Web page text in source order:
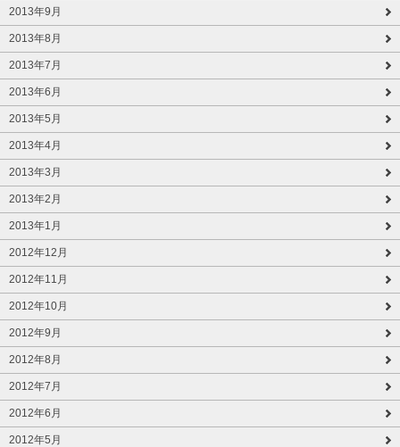
2013年9月
2013年8月
2013年7月
2013年6月
2013年5月
2013年4月
2013年3月
2013年2月
2013年1月
2012年12月
2012年11月
2012年10月
2012年9月
2012年8月
2012年7月
2012年6月
2012年5月